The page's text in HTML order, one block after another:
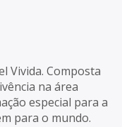
Vivida. Composta
na área
especial para a
para o mundo.